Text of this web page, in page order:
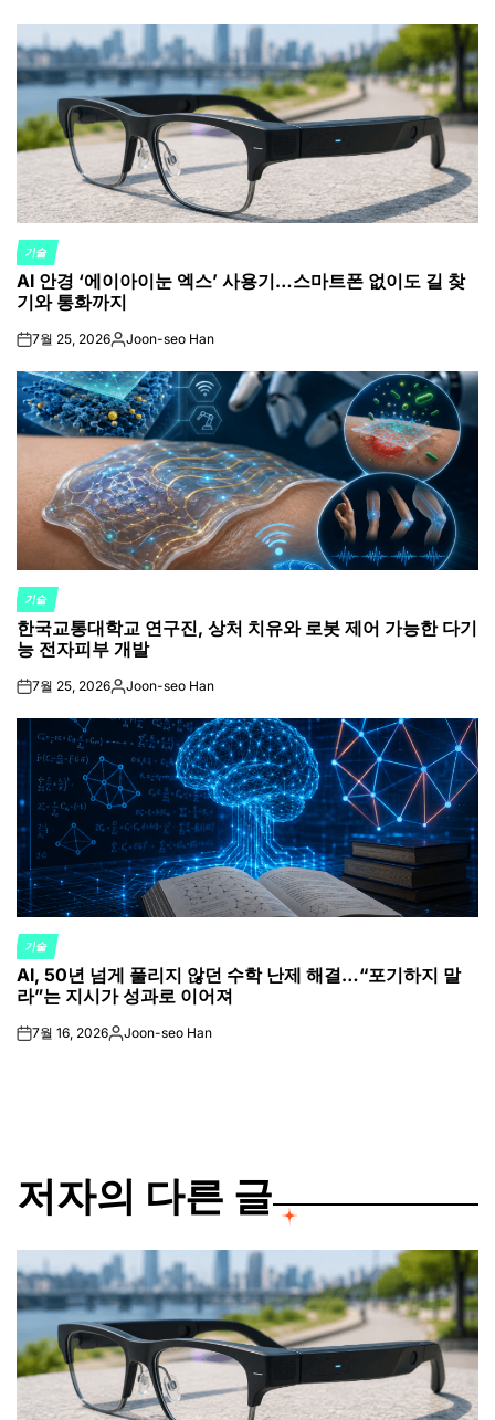
POSTED
IN
기술
AI 안경 ‘에이아이눈 엑스’ 사용기…스마트폰 없이도 길 찾
기와 통화까지
on7월 25, 2026Posted
Joon-seo Han
POSTED
IN
기술
한국교통대학교 연구진, 상처 치유와 로봇 제어 가능한 다기
능 전자피부 개발
on7월 25, 2026Posted
Joon-seo Han
POSTED
IN
기술
AI, 50년 넘게 풀리지 않던 수학 난제 해결…“포기하지 말
라”는 지시가 성과로 이어져
on7월 16, 2026Posted
Joon-seo Han
저자의 다른 글